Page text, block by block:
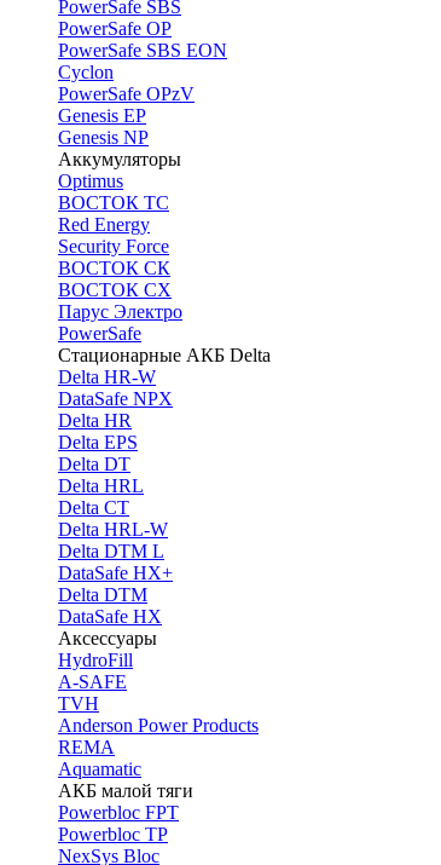
PоwerSafe SBS
PowerSafe OP
PоwerSafe SBS EON
Cyclon
PowerSafe OPzV
Genesis EP
Genesis NP
Аккумуляторы
Optimus
ВОСТОК ТС
Red Energy
Security Force
ВОСТОК СК
ВОСТОК СХ
Парус Электро
PowerSafe
Стационарные АКБ Delta
Delta HR-W
DataSafe NPX
Delta HR
Delta EPS
Delta DT
Delta HRL
Delta CT
Delta HRL-W
Delta DTM L
DataSafe HX+
Delta DTM
DataSafe HX
Аксессуары
HydroFill
A-SAFE
TVH
Anderson Power Products
REMA
Aquamatic
АКБ малой тяги
Powerbloc FPT
Powerbloc TP
NexSys Bloc